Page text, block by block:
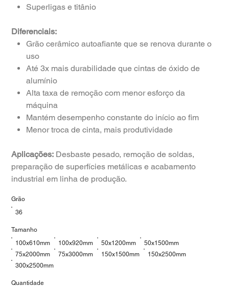
Superligas e titânio
Diferenciais:
Grão cerâmico autoafiante que se renova durante o
uso
Até 3x mais durabilidade que cintas de óxido de
alumínio
Alta taxa de remoção com menor esforço da
máquina
Mantém desempenho constante do início ao fim
Menor troca de cinta, mais produtividade
Aplicações: Desbaste pesado, remoção de soldas,
preparação de superfícies metálicas e acabamento
industrial em linha de produção.
36
Grão
100x610mm 100x920mm 50x1200mm
50x1500mm
75x2000mm
75x3000mm 150x1500mm
150x2500mm
300x2500mm
Tamanho
Quantidade